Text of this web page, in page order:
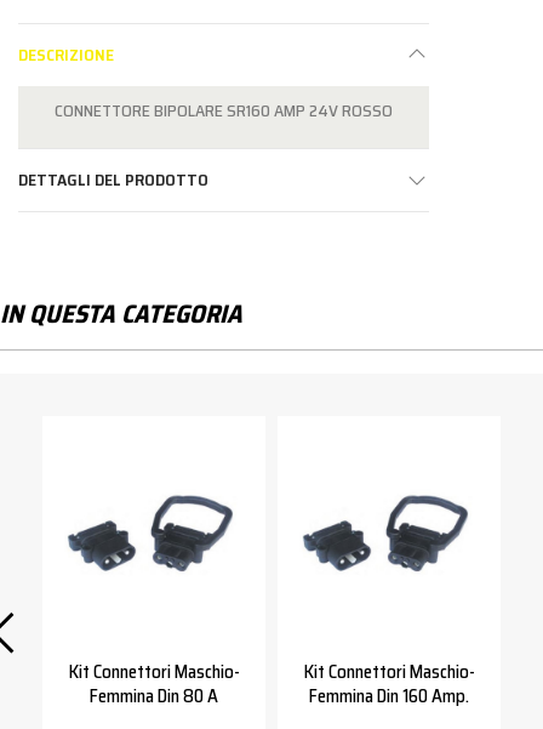
DESCRIZIONE
CONNETTORE BIPOLARE SR160 AMP 24V ROSSO
DETTAGLI DEL PRODOTTO
IN QUESTA CATEGORIA
Kit Connettori Maschio-
Femmina Din 80 A
Kit Connettori Maschio-
Femmina Din 160 Amp.